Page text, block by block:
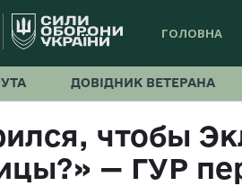
ГОЛОВНА
ДОВІДНИК ВЕТЕРАНА
чтобы
— ГУР